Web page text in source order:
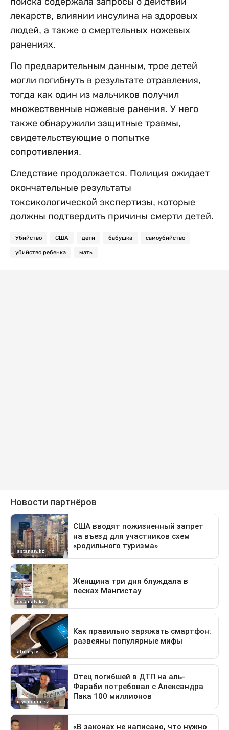
лекарств, влиянии инсулина на здоровых
людей, а также о смертельных ножевых
ранениях.
По предварительным данным, трое детей
могли погибнуть в результате отравления,
тогда как один из мальчиков получил
множественные ножевые ранения. У него
также обнаружили защитные травмы,
свидетельствующие о попытке
сопротивления.
Следствие продолжается. Полиция ожидает
окончательные результаты
токсикологической экспертизы, которые
должны подтвердить причины смерти детей.
Убийство США дети бабушка самоубийство
убийство ребенка мать